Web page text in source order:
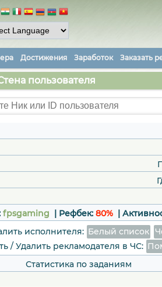
Достижения Заработок Заказать
пользователя
fpsgaming | Рефбек: 80%
исполнителя: Белый список
/ Удалить рекламодателя в ЧС:
Статистика по заданиям